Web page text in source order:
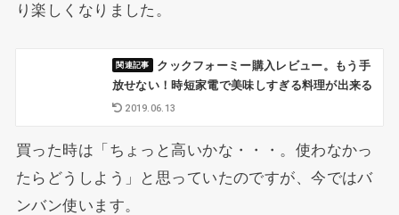
り楽しくなりました。
クックフォーミー購入レビュー。もう手
放せない！時短家電で美味しすぎる料理が出来る
2019.06.13
買った時は「ちょっと高いかな・・・。使わなかっ
たらどうしよう」と思っていたのですが、今ではバ
ンバン使います。